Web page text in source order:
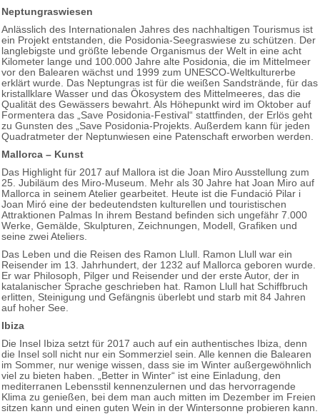
Neptungraswiesen
Anlässlich des Internationalen Jahres des nachhaltigen Tourismus ist
ein Projekt entstanden, die Posidonia-Seegraswiese zu schützen. Der
langlebigste und größte lebende Organismus der Welt in eine acht
Kilometer lange und 100.000 Jahre alte Posidonia, die im Mittelmeer
vor den Balearen wächst und 1999 zum UNESCO-Weltkulturerbe
erklärt wurde. Das Neptungras ist für die weißen Sandstrände, für das
kristallklare Wasser und das Ökosystem des Mittelmeeres, das die
Qualität des Gewässers bewahrt. Als Höhepunkt wird im Oktober auf
Formentera das „Save Posidonia-Festival“ stattfinden, der Erlös geht
zu Gunsten des „Save Posidonia-Projekts. Außerdem kann für jeden
Quadratmeter der Neptunwiesen eine Patenschaft erworben werden.
Mallorca – Kunst
Das Highlight für 2017 auf Mallora ist die Joan Miro Ausstellung zum
25. Jubiläum des Miro-Museum. Mehr als 30 Jahre hat Joan Miro auf
Mallorca in seinem Atelier gearbeitet. Heute ist die Fundació Pilar i
Joan Miró eine der bedeutendsten kulturellen und touristischen
Attraktionen Palmas In ihrem Bestand befinden sich ungefähr 7.000
Werke, Gemälde, Skulpturen, Zeichnungen, Modell, Grafiken und
seine zwei Ateliers.
Das Leben und die Reisen des Ramon Llull. Ramon Llull war ein
Reisender im 13. Jahrhundert, der 1232 auf Mallorca geboren wurde.
Er war Philosoph, Pilger und Reisender und der erste Autor, der in
katalanischer Sprache geschrieben hat. Ramon Llull hat Schiffbruch
erlitten, Steinigung und Gefängnis überlebt und starb mit 84 Jahren
auf hoher See.
Ibiza
Die Insel Ibiza setzt für 2017 auch auf ein authentisches Ibiza, denn
die Insel soll nicht nur ein Sommerziel sein. Alle kennen die Balearen
im Sommer, nur wenige wissen, dass sie im Winter außergewöhnlich
viel zu bieten haben. „Better in Winter“ ist eine Einladung, den
mediterranen Lebensstil kennenzulernen und das hervorragende
Klima zu genießen, bei dem man auch mitten im Dezember im Freien
sitzen kann und einen guten Wein in der Wintersonne probieren kann.